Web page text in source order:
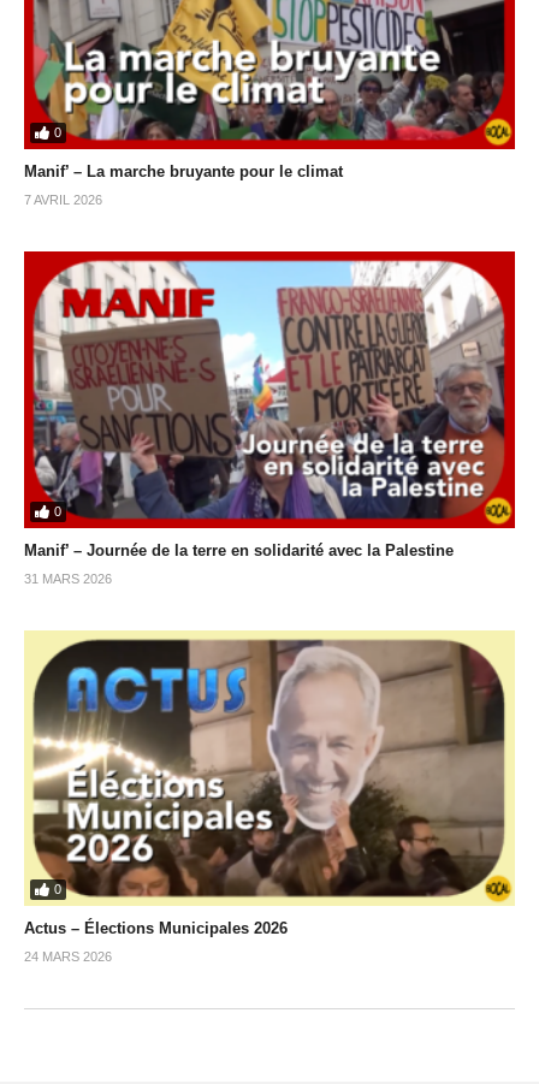
0
Manif’ – La marche bruyante pour le climat
7 AVRIL 2026
0
Manif’ – Journée de la terre en solidarité avec la Palestine
31 MARS 2026
0
Actus – Élections Municipales 2026
24 MARS 2026